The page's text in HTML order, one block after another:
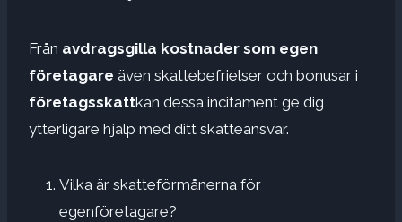
Från avdragsgilla kostnader som egen
företagare även skattebefrielser och bonusar i
företagsskattkan dessa incitament ge dig
ytterligare hjälp med ditt skatteansvar.
Vilka är skatteförmånerna för
egenföretagare?